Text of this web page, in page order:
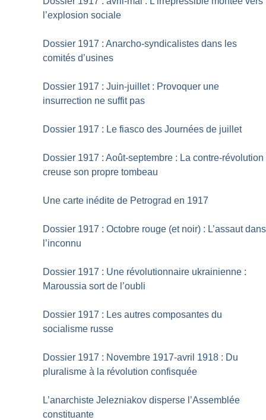
l’explosion sociale
Dossier 1917 : Anarcho-syndicalistes dans les
comités d’usines
Dossier 1917 : Juin-juillet : Provoquer une
insurrection ne suffit pas
Dossier 1917 : Le fiasco des Journées de juillet
Dossier 1917 : Août-septembre : La contre-révolution
creuse son propre tombeau
Une carte inédite de Petrograd en 1917
Dossier 1917 : Octobre rouge (et noir) : L’assaut dans
l’inconnu
Dossier 1917 : Une révolutionnaire ukrainienne :
Maroussia sort de l’oubli
Dossier 1917 : Les autres composantes du
socialisme russe
Dossier 1917 : Novembre 1917-avril 1918 : Du
pluralisme à la révolution confisquée
L’anarchiste Jelezniakov disperse l’Assemblée
constituante